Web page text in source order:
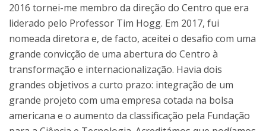
2016 tornei-me membro da direção do Centro que era
liderado pelo Professor Tim Hogg. Em 2017, fui
nomeada diretora e, de facto, aceitei o desafio com uma
grande convicção de uma abertura do Centro à
transformação e internacionalização. Havia dois
grandes objetivos a curto prazo: integração de um
grande projeto com uma empresa cotada na bolsa
americana e o aumento da classificação pela Fundação